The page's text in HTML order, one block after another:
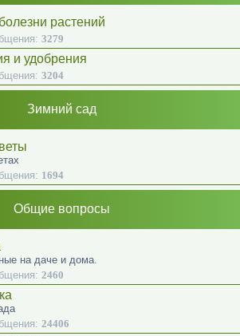
растений
3279
и удобрения
3204
Зимний сад
1694
Общие вопросы
на даче и дома.
2460
24406